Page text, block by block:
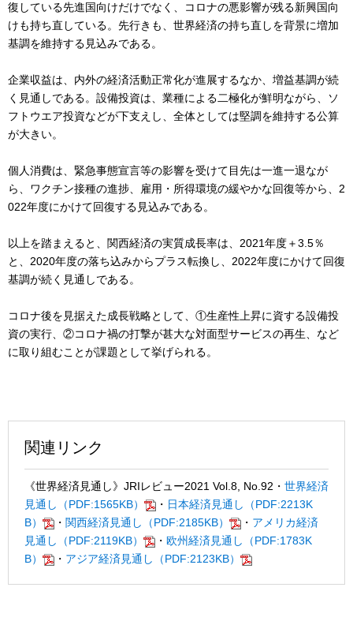
復している先進国向けだけでなく、コロナの悪影響が残る新興国向
けも持ち直している。先行きも、世界経済の持ち直しを背景に増加
基調を維持する見込みである。
企業収益は、内外の経済活動正常化が進展するなか、増益基調が続
く見通しである。設備投資は、業種による二極化が鮮明ながら、ソ
フトウエア投資などが下支えし、全体としては堅調を維持する公算
が大きい。
個人消費は、緊急事態宣言等の影響を受けて目先は一進一退なが
ら、ワクチン接種の進捗、雇用・所得環境の緩やかな回復等から、2
022年度にかけて回復する見込みである。
以上を踏まえると、関西経済の実質成長率は、2021年度＋3.5％
と、2020年度の落ち込みからプラス転換し、2022年度にかけて回復
基調が続く見通しである。
コロナ後を見据えた成長戦略として、①生産性上昇に資する設備投
資の実行、②コロナ禍の打撃が甚大な対面型サービスの再生、など
に取り組むことが課題として挙げられる。
関連リンク
《世界経済見通し》JRIレビュー2021 Vol.8, No.92 ・ 世界経済
見通し（PDF:1565KB）
・ 日本経済見通し（PDF:2213K
B）
・ 関西経済見通し（PDF:2185KB） ・ アメリカ経済
見通し（PDF:2119KB）
・ 欧州経済見通し（PDF:1783K
B）
・ アジア経済見通し（PDF:2123KB）